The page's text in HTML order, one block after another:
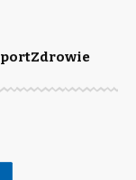
Zdrowie